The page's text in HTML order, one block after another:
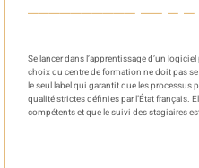
Se lancer dans l’apprentissage d’un
choix du centre de formation ne doit pas
le seul label qui garantit que les
qualité strictes définies par l’État français.
compétents et que le suivi des stagiaires